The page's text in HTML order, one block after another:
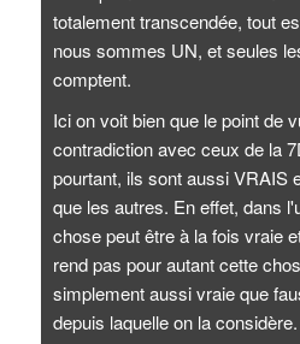
totalement transcendée, tout
nous sommes UN, et seules
comptent.
Ici on voit bien que le point de
contradiction avec ceux de la
pourtant, ils sont aussi VRAIS
que les autres. En effet, dans
chose peut être à la fois vraie
rend pas pour autant cette
simplement aussi vraie que
depuis laquelle on la considère.